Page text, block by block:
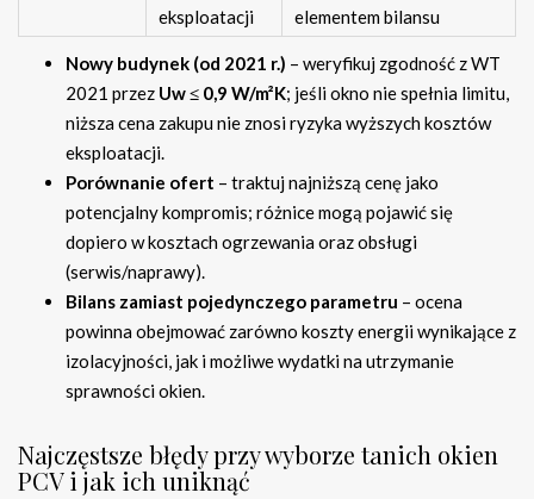
eksploatacji
elementem bilansu
Nowy budynek (od 2021 r.) – weryfikuj zgodność z WT
2021 przez Uw ≤ 0,9 W/m²K; jeśli okno nie spełnia limitu,
niższa cena zakupu nie znosi ryzyka wyższych kosztów
eksploatacji.
Porównanie ofert – traktuj najniższą cenę jako
potencjalny kompromis; różnice mogą pojawić się
dopiero w kosztach ogrzewania oraz obsługi
(serwis/naprawy).
Bilans zamiast pojedynczego parametru – ocena
powinna obejmować zarówno koszty energii wynikające z
izolacyjności, jak i możliwe wydatki na utrzymanie
sprawności okien.
Najczęstsze błędy przy wyborze tanich okien
PCV i jak ich uniknąć